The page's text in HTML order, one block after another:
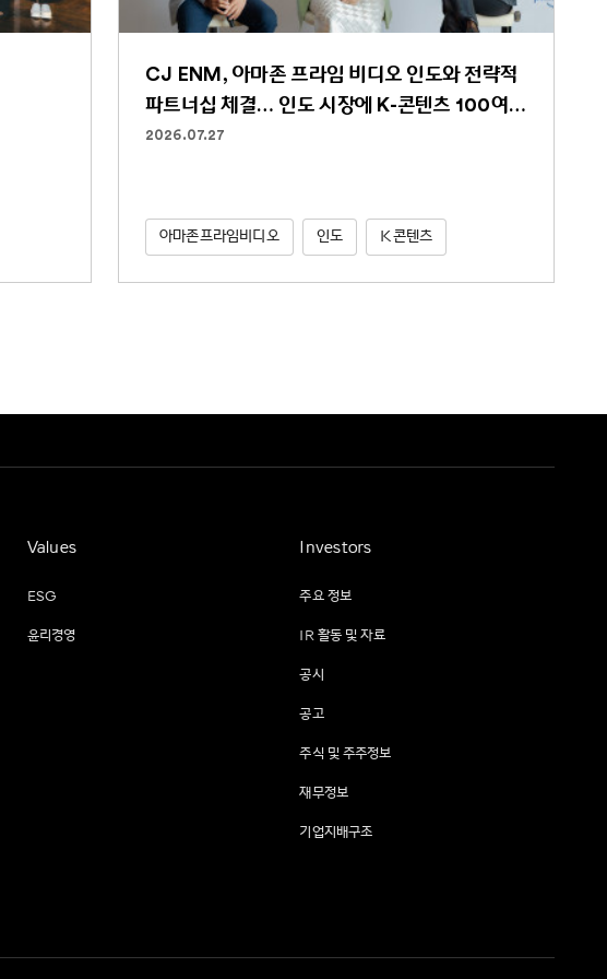
CJ ENM, 아마존 프라임 비디오 인도와 전략적
파트너십 체결… 인도 시장에 K-콘텐츠 100여
편 선보인다
2026.07.27
아마존프라임비디오 인도 K콘텐츠
Values
ESG
윤리경영
Investors
주요 정보
IR 활동 및 자료
공시
공고
주식 및 주주정보
재무정보
기업지배구조